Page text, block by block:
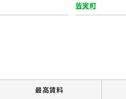
皆実町
最高賃料